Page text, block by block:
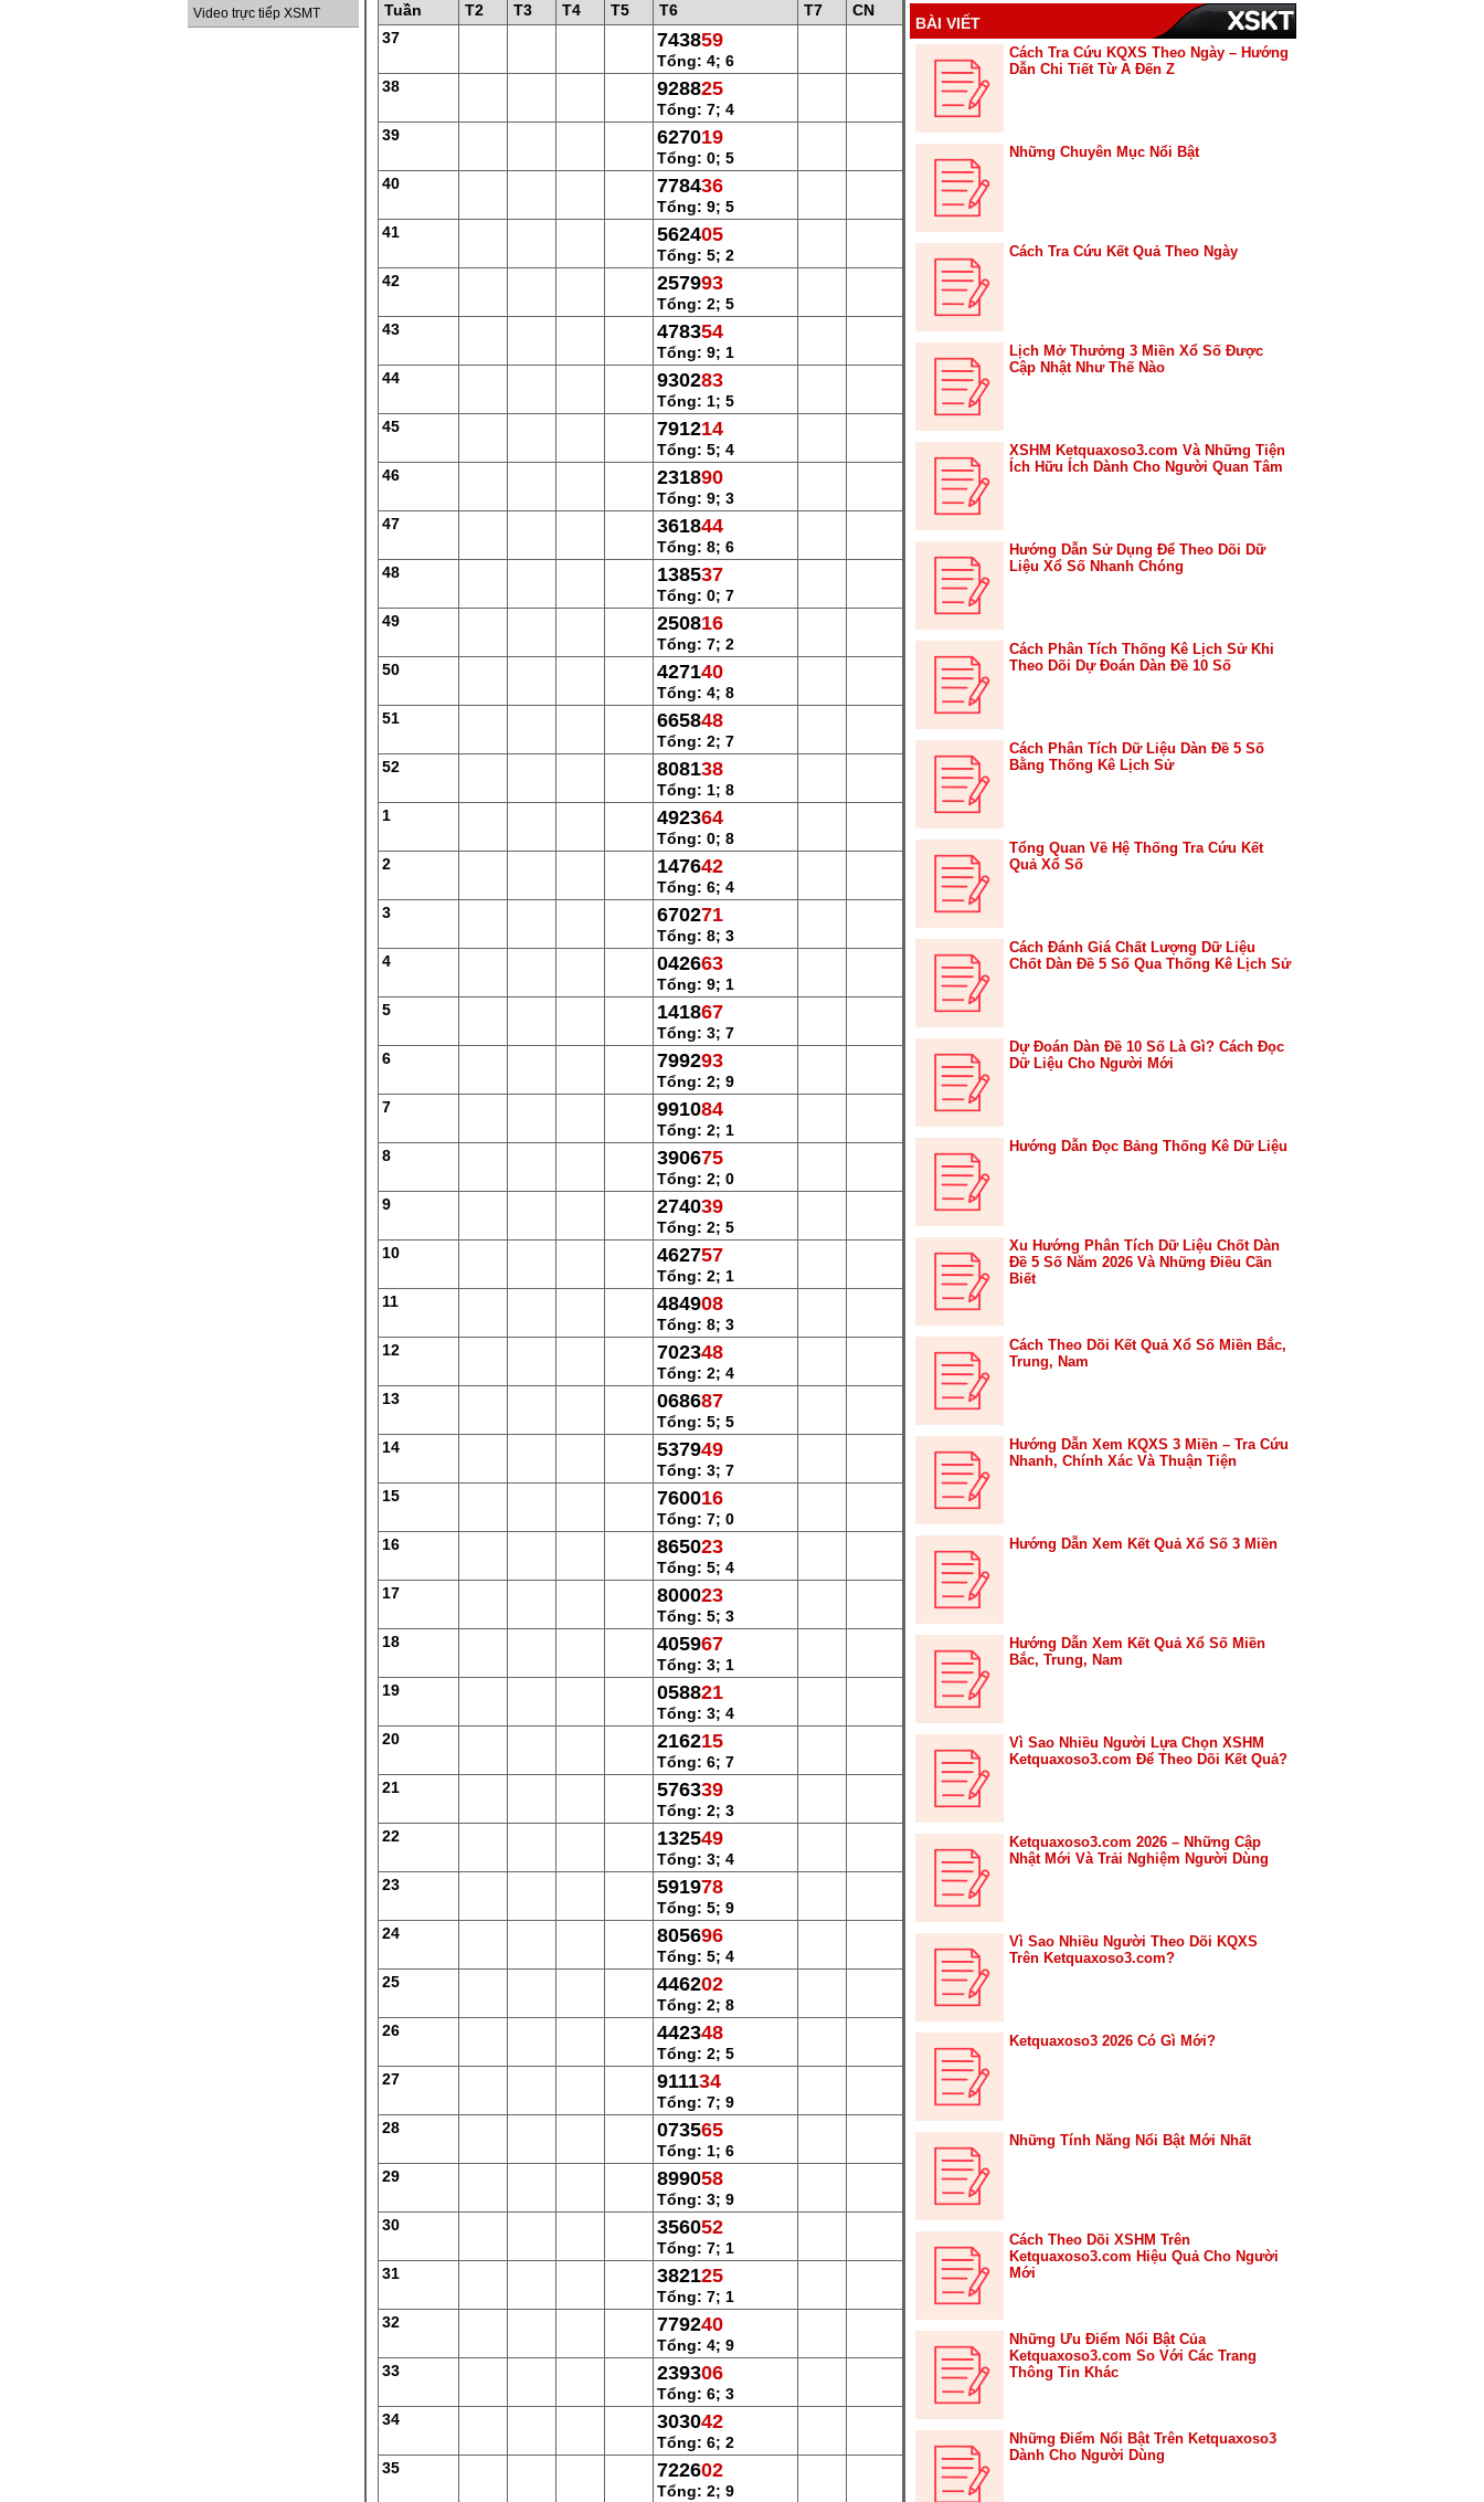
Video trực tiếp XSMT
Tuần T2 T3 T4 T5 T6 T7
CN
37
743859
Tổng: 4; 6
38
928825
Tổng: 7; 4
39
627019
Tổng: 0; 5
40
778436
Tổng: 9; 5
41
562405
Tổng: 5; 2
42
257993
Tổng: 2; 5
43
478354
Tổng: 9; 1
44
930283
Tổng: 1; 5
45
791214
Tổng: 5; 4
46
231890
Tổng: 9; 3
47
361844
Tổng: 8; 6
48
138537
Tổng: 0; 7
49
250816
Tổng: 7; 2
50
427140
Tổng: 4; 8
51
665848
Tổng: 2; 7
52
808138
Tổng: 1; 8
1
492364
Tổng: 0; 8
2
147642
Tổng: 6; 4
3
670271
Tổng: 8; 3
4
042663
Tổng: 9; 1
5
141867
Tổng: 3; 7
6
799293
Tổng: 2; 9
7
991084
Tổng: 2; 1
8
390675
Tổng: 2; 0
9
274039
Tổng: 2; 5
10
462757
Tổng: 2; 1
11
484908
Tổng: 8; 3
12
702348
Tổng: 2; 4
13
068687
Tổng: 5; 5
14
537949
Tổng: 3; 7
15
760016
Tổng: 7; 0
16
865023
Tổng: 5; 4
17
800023
Tổng: 5; 3
18
405967
Tổng: 3; 1
19
058821
Tổng: 3; 4
20
216215
Tổng: 6; 7
21
576339
Tổng: 2; 3
22
132549
Tổng: 3; 4
23
591978
Tổng: 5; 9
24
805696
Tổng: 5; 4
25
446202
Tổng: 2; 8
26
442348
Tổng: 2; 5
27
911134
Tổng: 7; 9
28
073565
Tổng: 1; 6
29
899058
Tổng: 3; 9
30
356052
Tổng: 7; 1
31
382125
Tổng: 7; 1
32
779240
Tổng: 4; 9
33
239306
Tổng: 6; 3
34
303042
Tổng: 6; 2
35
722602
Tổng: 2; 9
BÀI VIẾT
Cách Tra Cứu KQXS Theo Ngày – Hướng
Dẫn Chi Tiết Từ A Đến Z
Những Chuyên Mục Nổi Bật
Cách Tra Cứu Kết Quả Theo Ngày
Lịch Mở Thưởng 3 Miền Xổ Số Được
Cập Nhật Như Thế Nào
XSHM Ketquaxoso3.com Và Những Tiện
Ích Hữu Ích Dành Cho Người Quan Tâm
Hướng Dẫn Sử Dụng Để Theo Dõi Dữ
Liệu Xổ Số Nhanh Chóng
Cách Phân Tích Thống Kê Lịch Sử Khi
Theo Dõi Dự Đoán Dàn Đề 10 Số
Cách Phân Tích Dữ Liệu Dàn Đề 5 Số
Bằng Thống Kê Lịch Sử
Tổng Quan Về Hệ Thống Tra Cứu Kết
Quả Xổ Số
Cách Đánh Giá Chất Lượng Dữ Liệu
Chốt Dàn Đề 5 Số Qua Thống Kê Lịch Sử
Dự Đoán Dàn Đề 10 Số Là Gì? Cách Đọc
Dữ Liệu Cho Người Mới
Hướng Dẫn Đọc Bảng Thống Kê Dữ Liệu
Xu Hướng Phân Tích Dữ Liệu Chốt Dàn
Đề 5 Số Năm 2026 Và Những Điều Cần
Biết
Cách Theo Dõi Kết Quả Xổ Số Miền Bắc,
Trung, Nam
Hướng Dẫn Xem KQXS 3 Miền – Tra Cứu
Nhanh, Chính Xác Và Thuận Tiện
Hướng Dẫn Xem Kết Quả Xổ Số 3 Miền
Hướng Dẫn Xem Kết Quả Xổ Số Miền
Bắc, Trung, Nam
Vì Sao Nhiều Người Lựa Chọn XSHM
Ketquaxoso3.com Để Theo Dõi Kết Quả?
Ketquaxoso3.com 2026 – Những Cập
Nhật Mới Và Trải Nghiệm Người Dùng
Vì Sao Nhiều Người Theo Dõi KQXS
Trên Ketquaxoso3.com?
Ketquaxoso3 2026 Có Gì Mới?
Những Tính Năng Nổi Bật Mới Nhất
Cách Theo Dõi XSHM Trên
Ketquaxoso3.com Hiệu Quả Cho Người
Mới
Những Ưu Điểm Nổi Bật Của
Ketquaxoso3.com So Với Các Trang
Thông Tin Khác
Những Điểm Nổi Bật Trên Ketquaxoso3
Dành Cho Người Dùng